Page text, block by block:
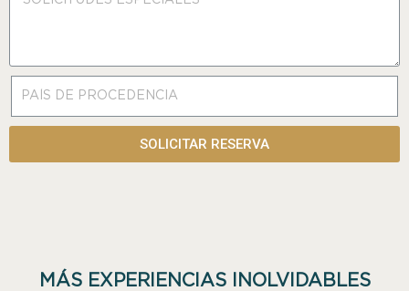
SOLICITAR RESERVA
MÁS EXPERIENCIAS INOLVIDABLES